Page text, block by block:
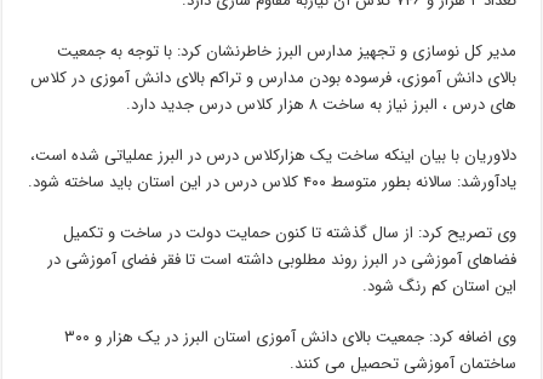
مدیر کل نوسازی و تجهیز مدارس البرز خاطرنشان کرد: با توجه به جمعیت
بالای دانش آموزی، فرسوده بودن مدارس و تراکم بالای دانش آموزی در کلاس
های درس ، البرز نیاز به ساخت ۸ هزار کلاس درس جدید دارد.
دلاوریان با بیان اینکه ساخت یک هزارکلاس درس در البرز عملیاتی شده است،
یادآورشد: سالانه بطور متوسط ۴۰۰ کلاس درس در این استان باید ساخته شود.
وی تصریح کرد: از سال گذشته تا کنون حمایت دولت در ساخت و تکمیل
فضاهای آموزشی در البرز روند مطلوبی داشته است تا فقر فضای آموزشی در
این استان کم رنگ شود.
وی اضافه کرد: جمعیت بالای دانش آموزی استان البرز در یک هزار و ۳۰۰
ساختمان آموزشی تحصیل می کنند.